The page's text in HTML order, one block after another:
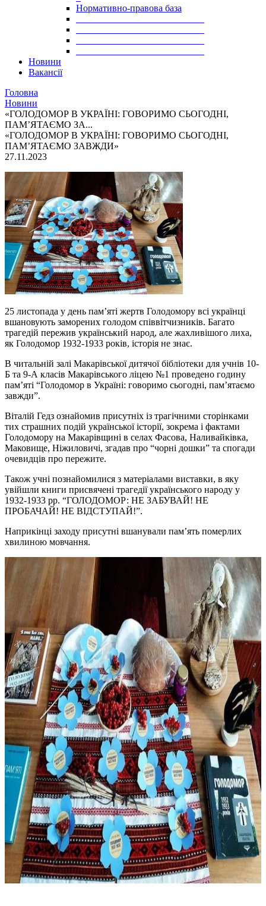
Нормативно-правова база
Новини
Вакансії
Головна
Новини
«ГОЛОДОМОР В УКРАЇНІ: ГОВОРИМО СЬОГОДНІ,
ПАМ’ЯТАЄМО ЗА...
«ГОЛОДОМОР В УКРАЇНІ: ГОВОРИМО СЬОГОДНІ,
ПАМ’ЯТАЄМО ЗАВЖДИ»
27.11.2023
25 листопада у день пам’яті жертв Голодомору всі українці
вшановують заморених голодом співвітчизників. Багато
трагедій пережив український народ, але жахливішого лиха,
як Голодомор 1932-1933 років, історія не знає.
В читальній залі Макарівської дитячої бібліотеки для учнів 10-
Б та 9-А класів Макарівського ліцею №1 проведено годину
пам’яті “Голодомор в Україні: говоримо сьогодні, пам’ятаємо
завжди”.
Віталій Гедз ознайомив присутніх із трагічними сторінками
тих страшних подій української історії, зокрема і фактами
Голодомору на Макарівщині в селах Фасова, Наливайківка,
Маковище, Ніжиловичі, згадав про “чорні дошки” та спогади
очевидців про пережите.
Також учні познайомилися з матеріалами виставки, в яку
увійшли книги присвячені трагедії українського народу у
1932-1933 рр. “ГОЛОДОМОР: НЕ ЗАБУВАЙ! НЕ
ПРОБАЧАЙ! НЕ ВІДСТУПАЙ!”.
Наприкінці заходу присутні вшанували пам’ять померлих
хвилиною мовчання.